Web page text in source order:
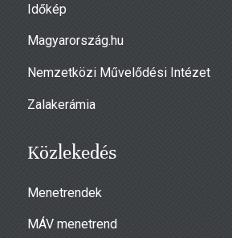
Időkép
Magyarország.hu
Nemzetközi Művelődési Intézet
Zalakerámia
Közlekedés
Menetrendek
MÁV menetrend